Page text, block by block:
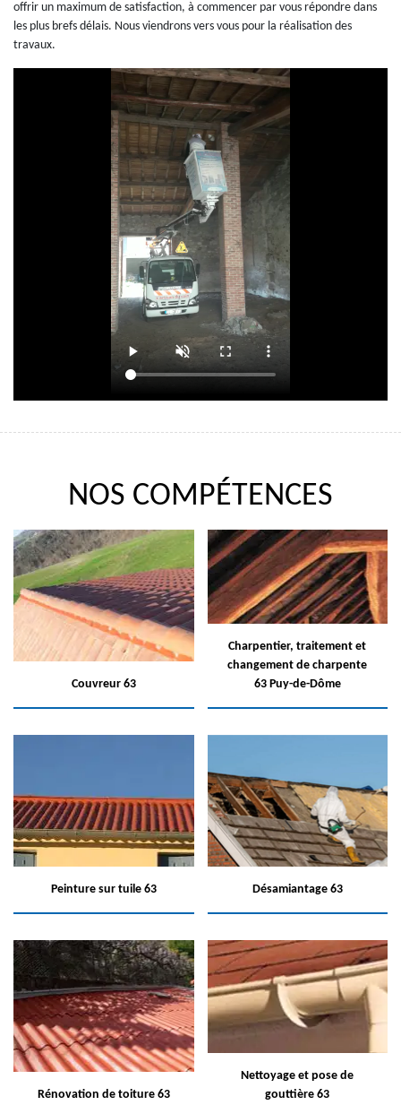
offrir un maximum de satisfaction, à commencer par vous répondre dans
les plus brefs délais. Nous viendrons vers vous pour la réalisation des
travaux.
NOS COMPÉTENCES
Couvreur 63
Charpentier, traitement et
changement de charpente
63 Puy-de-Dôme
Peinture sur tuile 63 Désamiantage 63
Rénovation de toiture 63
Nettoyage et pose de
gouttière 63